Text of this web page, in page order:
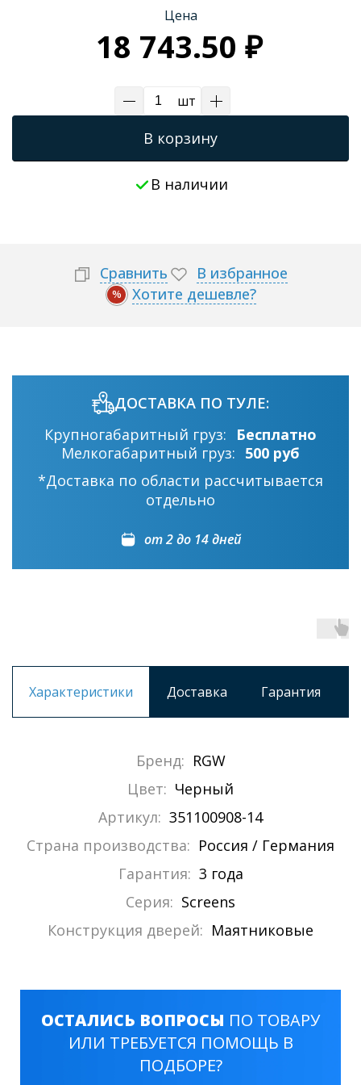
Трапы для душевых
Цена
18 743.50 ₽
шт
В корзину
В наличии
Сравнить В избранное
% Хотите дешевле?
ДОСТАВКА ПО ТУЛЕ:
Крупногабаритный груз:
Бесплатно
Мелкогабаритный груз: 500 руб
*Доставка по области рассчитывается
отдельно
от 2 до 14 дней
Характеристики Доставка Гарантия
Бренд: RGW
Цвет: Черный
Артикул: 351100908-14
Страна производства: Россия / Германия
Гарантия: 3 года
Серия: Screens
Конструкция дверей: Маятниковые
ОСТАЛИСЬ ВОПРОСЫ ПО ТОВАРУ
ИЛИ ТРЕБУЕТСЯ ПОМОЩЬ В
ПОДБОРЕ?